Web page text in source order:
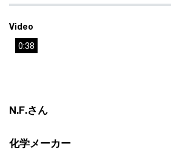
0:38
Video
N.F.さん
化学メーカー